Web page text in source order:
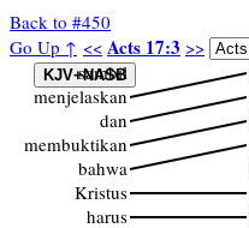
Back to #450
Go Up ↑ << Acts 17:3 >>
sambil
menjelaskan
dan
membuktikan
bahwa
Kristus
harus